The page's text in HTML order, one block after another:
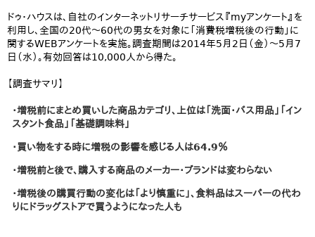
ドゥ・ハウスは、自社のインターネットリサーチサービス『myアンケート』を
利用し、全国の20代～60代の男女を対象に「消費税増税後の行動」に
関するWEBアンケートを実施。調査期間は2014年5月2日（金）～5月7
日（水）。有効回答は10,000人から得た。
【調査サマリ】
・増税前にまとめ買いした商品カテゴリ、上位は「洗面・バス用品」「イン
スタント食品」「基礎調味料」
・買い物をする時に増税の影響を感じる人は64.9％
・増税前と後で、購入する商品のメーカー・ブランドは変わらない
・増税後の購買行動の変化は「より慎重に」、食料品はスーパーの代わ
りにドラッグストアで買うようになった人も